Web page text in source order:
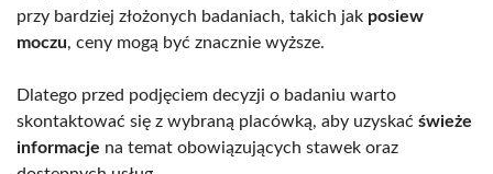
przy bardziej złożonych badaniach, takich jak posiew
moczu, ceny mogą być znacznie wyższe.
Dlatego przed podjęciem decyzji o badaniu warto
skontaktować się z wybraną placówką, aby uzyskać świeże
informacje na temat obowiązujących stawek oraz